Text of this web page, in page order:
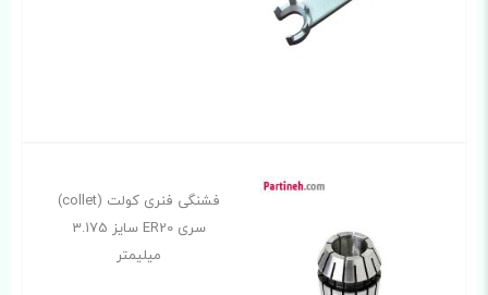
فشنگی فنری کولت (collet)
سری ER20 سایز 3.175
میلیمتر